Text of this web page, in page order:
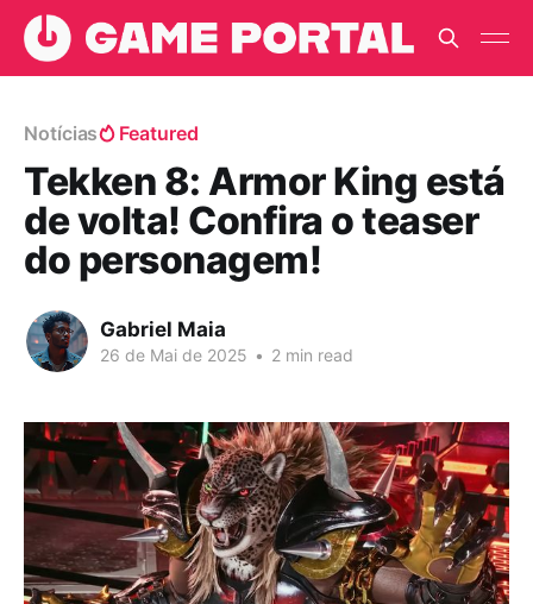
Notícias Featured
Tekken 8: Armor King está
de volta! Confira o teaser
do personagem!
Gabriel Maia
26 de Mai de 2025 • 2 min read